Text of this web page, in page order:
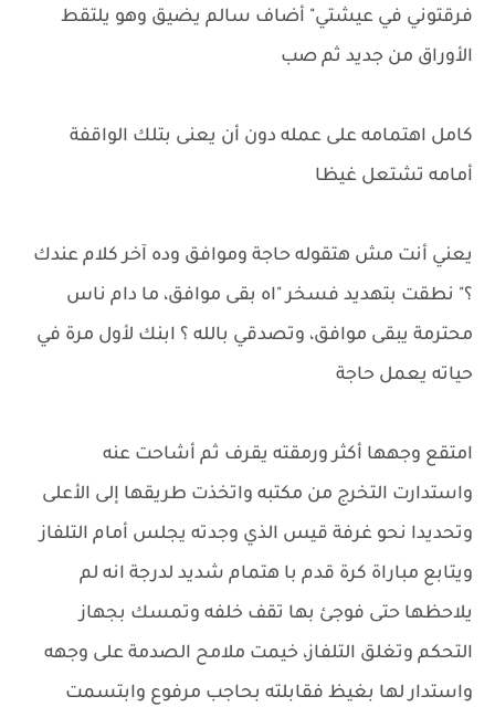
فرقتوني في عيشتي" أضاف سالم يضيق وهو يلتقط
الأوراق من جديد ثم صب
كامل اهتمامه على عمله دون أن يعنى بتلك الواقفة
أمامه تشتعل غيظا
يعني أنت مش هتقوله حاجة وموافق وده آخر كلام عندك
؟" نطقت بتهديد فسخر "اه بقى موافق، ما دام ناس
محترمة يبقى موافق، وتصدقي بالله ؟ ابنك لأول مرة في
حياته يعمل حاجة
امتقع وجهها أكثر ورمقته يقرف ثم أشاحت عنه
واستدارت التخرج من مكتبه واتخذت طريقها إلى الأعلى
وتحديدا نحو غرفة قيس الذي وجدته يجلس أمام التلفاز
ويتابع مباراة كرة قدم با هتمام شديد لدرجة انه لم
يلاحظها حتى فوجئ بها تقف خلفه وتمسك بجهاز
التحكم وتغلق التلفاز، خيمت ملامح الصدمة على وجهه
واستدار لها بغيظ فقابلته بحاجب مرفوع وابتسمت